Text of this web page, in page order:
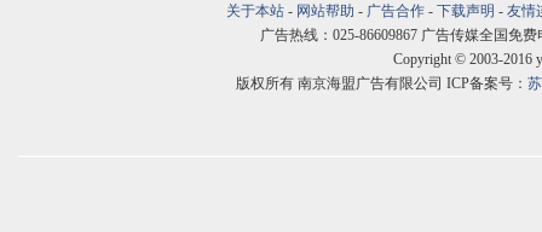
关于本站 - 网站帮助 - 广告合作 - 下载声明 - 友情
广告热线：025-86609867 广告传媒全国免费
Copyright © 2003-2016
版权所有 南京海盟广告有限公司 ICP备案号：